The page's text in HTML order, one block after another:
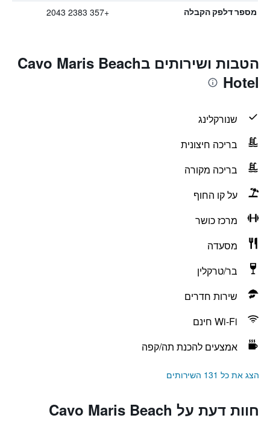
מספר דלפק הקבלה +357 2383 2043
הטבות ושירותים בCavo Maris Beach
Hotel
שנורקלינג
בריכה חיצונית
בריכה מקורה
על קו החוף
מרכז כושר
מסעדה
בר/טרקלין
שירות חדרים
Wi-Fi חינם
אמצעים להכנת תה/קפה
הצג את כל 131 השירותים
חוות דעת על Cavo Maris Beach